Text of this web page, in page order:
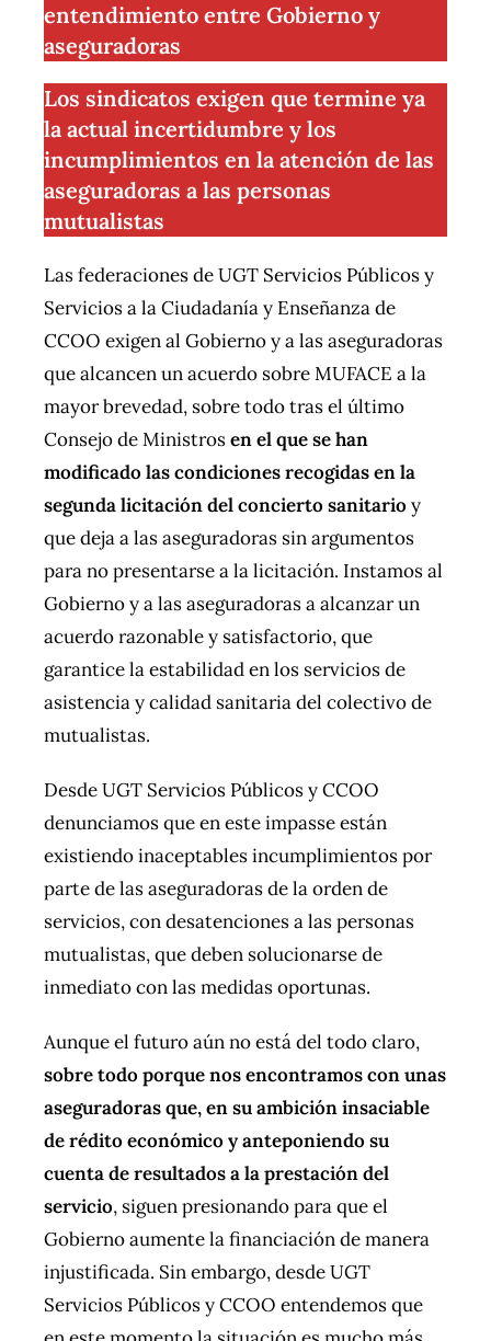
entendimiento entre Gobierno y
aseguradoras
Los sindicatos exigen que termine ya
la actual incertidumbre y los
incumplimientos en la atención de las
aseguradoras a las personas
mutualistas
Las federaciones de UGT Servicios Públicos y
Servicios a la Ciudadanía y Enseñanza de
CCOO exigen al Gobierno y a las aseguradoras
que alcancen un acuerdo sobre MUFACE a la
mayor brevedad, sobre todo tras el último
Consejo de Ministrosen el que se han
modificado las condiciones recogidas en la
segunda licitación del concierto sanitarioy
que deja a las aseguradoras sin argumentos
para no presentarse a la licitación. Instamos al
Gobierno y a las aseguradoras a alcanzar un
acuerdo razonable y satisfactorio, que
garantice la estabilidad en los servicios de
asistencia y calidad sanitaria del colectivo de
mutualistas.
Desde UGT Servicios Públicos y CCOO
denunciamos que en este impasse están
existiendo inaceptables incumplimientos por
parte de las aseguradoras de la orden de
servicios, con desatenciones a las personas
mutualistas, que deben solucionarse de
inmediato con las medidas oportunas.
Aunque el futuro aún no está del todo claro,
sobre todo porque nos encontramos con unas
aseguradoras que, en su ambición insaciable
de rédito económico y anteponiendo su
cuenta de resultados a la prestación del
servicio, siguen presionando para que el
Gobierno aumente la financiación de manera
injustificada. Sin embargo, desde UGT
Servicios Públicos y CCOO entendemos que